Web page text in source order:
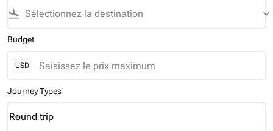
flight_land keyboard_arrow_down
Budget
USD
Journey Types
Journey Types option Round trip Selected
Round trip
keyboard_arrow_down